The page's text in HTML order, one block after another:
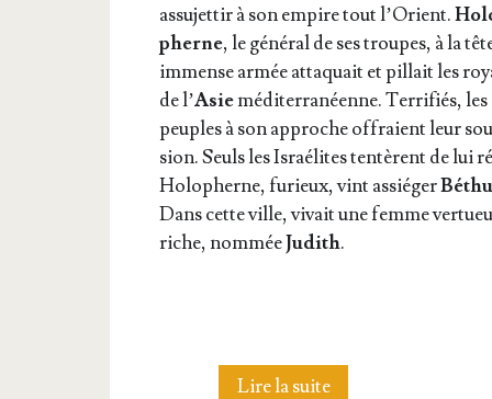
assu­jet­tir à son empire tout l’O­rient.
pherne, le géné­ral de ses troupes, à la
immense armée atta­quait et pillait les
de l’Asiemédi­ter­ra­néenne. Ter­ri­fiés, les
peuples à son approche offraient leur
sion. Seuls les Israé­lites ten­tèrent de lui
Holo­pherne, furieux, vint assié­ger
Dans cette ville, vivait une femme
riche, nom­méeJudith.
Lire la suite44.